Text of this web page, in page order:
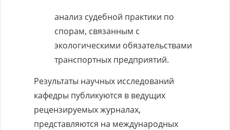
анализ судебной практики по
спорам, связанным с
экологическими обязательствами
транспортных предприятий.
Результаты научных исследований
кафедры публикуются в ведущих
рецензируемых журналах,
представляются на международных